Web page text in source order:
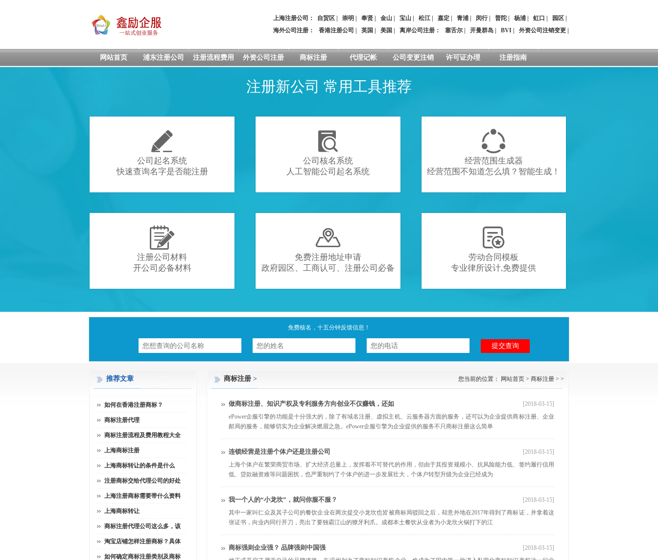
上海注册公司： 自贸区 崇明 奉贤 金山 宝山 松江 嘉定 青浦 闵行| 普陀 杨浦 虹口 园区
海外公司注册：
香港注册公司 英国 美国 离岸公司注册 ： 塞舌尔 开曼群岛 BVI 外资公司注销变更
网站首页 浦东注册公司 注册流程费用 外资公司注册 商标注册 代理记帐 公司变更注销 许可证办理 注册指南
注册新公司 常用工具推荐

公司起名系统
快速查询名字是否能注册

公司核名系统
人工智能公司起名系统

经营范围生成器
经营范围不知道怎么填？智能生成！

注册公司材料
开公司必备材料

免费注册地址申请
政府园区、工商认可、注册公司必备

劳动合同模板
专业律所设计,免费提供
免费核名，十五分钟反馈信息！
商标注册 > 您当前的位置： 网站首页 > 商标注册 > >
做商标注册、知识产权及专利服务方向创业不仅赚钱，还如
[2018-03-15]
ePower企服引擎的功能是十分强大的，除了有域名注册、虚拟主机、云服务器方面的服务，还可以为企业提供商标注册、企业
邮局的服务，能够切实为企业解决燃眉之急。ePower企服引擎为企业提供的服务不只商标注册这么简单
连锁经营是注册个体户还是注册公司
[2018-03-15]
上海个体户在繁荣商贸市场、扩大经济总量上，发挥着不可替代的作用，但由于其投资规模小、抗风险能力低、签约履行信用
低、贷款融资难等问题困扰，也严重制约了个体户的进一步发展壮大，个体户转型升级为企业已经成为
我一个人的“小龙坎”，就问你服不服？
[2018-03-15]
其中一家叫仁众及其子公司的餐饮企业在两次提交小龙坎也皆被商标局驳回之后，却意外地在2017年得到了商标证，并拿着这
张证书，向业内同行开刀，亮出了要独霸江山的獠牙利爪。成都本土餐饮从业者为小龙坎火锅打下的江
商标强则企业强？ 品牌强则中国强
[2018-03-15]
推荐文章
如何在香港注册商标？
商标注册代理
商标注册流程及费用教程大全
上海商标注册
上海商标转让的条件是什么
注册商标交给代理公司的好处
上海注册商标需要带什么资料
上海商标转让
商标注册代理公司这么多，该
淘宝店铺怎样注册商标？具体
如何确定商标注册类别及商标